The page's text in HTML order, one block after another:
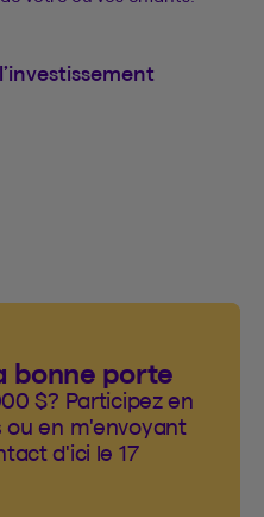
bonne porte
$? Participez en
ou en m'envoyant
d'ici le 17